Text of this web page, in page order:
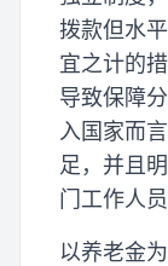
拨款但水
宜之计的
导致保障
入国家而
足，并且
门工作人
以养老金